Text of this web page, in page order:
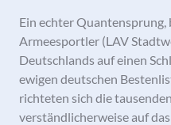
Ein echter
Armeesportler (LAV
Deutschlands auf einen
ewigen deutschen
richteten sich die
verständlicherweise auf